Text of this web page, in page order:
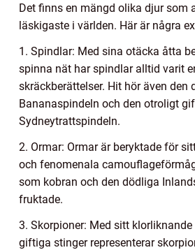
Det finns en mängd olika djur som
läskigaste i världen. Här är några
1. Spindlar: Med sina otäcka åtta
spinna nät har spindlar alltid varit
skräckberättelser. Hit hör även den
Bananaspindeln och den otroligt
Sydneytrattspindeln.
2. Ormar: Ormar är beryktade för
och fenomenala
som kobran och den dödliga
fruktade.
3. Skorpioner: Med sitt klorliknande
giftiga stinger representerar